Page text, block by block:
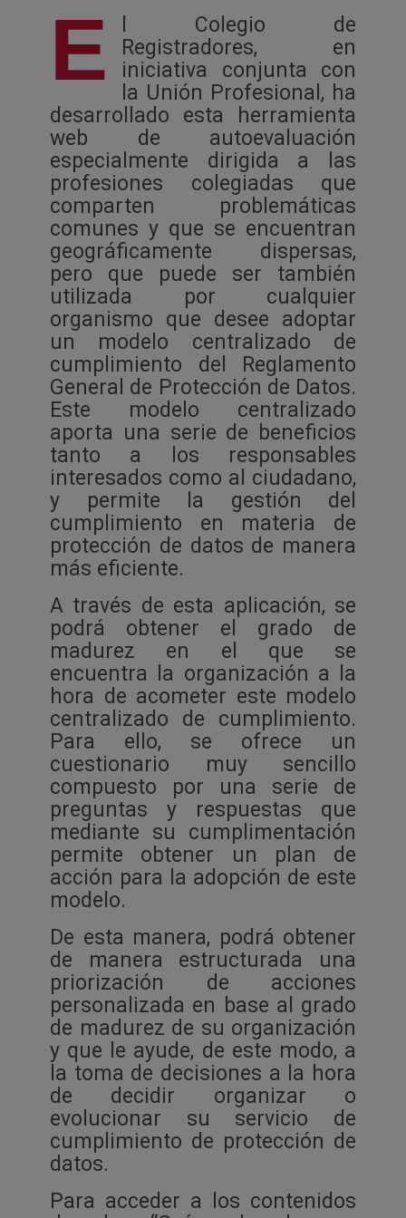
E
l Colegio de
Registradores, en
iniciativa conjunta con
la Unión Profesional, ha
desarrollado esta herramienta
web de autoevaluación
especialmente dirigida a las
profesiones colegiadas que
comparten problemáticas
comunes y que se encuentran
geográficamente dispersas,
pero que puede ser también
utilizada por cualquier
organismo que desee adoptar
un modelo centralizado de
cumplimiento del Reglamento
General de Protección de Datos.
Este modelo centralizado
aporta una serie de beneficios
tanto a los responsables
interesados como al ciudadano,
y permite la gestión del
cumplimiento en materia de
protección de datos de manera
más eficiente.
A través de esta aplicación, se
podrá obtener el grado de
madurez en el que se
encuentra la organización a la
hora de acometer este modelo
centralizado de cumplimiento.
Para ello, se ofrece un
cuestionario muy sencillo
compuesto por una serie de
preguntas y respuestas que
mediante su cumplimentación
permite obtener un plan de
acción para la adopción de este
modelo.
De esta manera, podrá obtener
de manera estructurada una
priorización de acciones
personalizada en base al grado
de madurez de su organización
y que le ayude, de este modo, a
la toma de decisiones a la hora
de decidir organizar o
evolucionar su servicio de
cumplimiento de protección de
datos.
Para acceder a los contenidos